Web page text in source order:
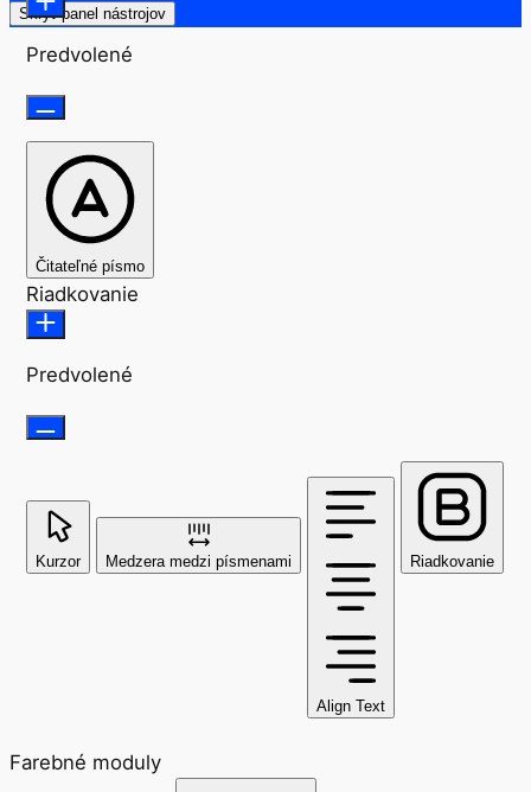
Skryť panel nástrojov
Predvolené
Čitateľné písmo
Riadkovanie
Predvolené
Kurzor Medzera medzi písmenami
Align Text
Riadkovanie
Farebné moduly